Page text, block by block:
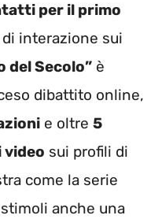
per il primo
interazione sui
del Secolo” è
dibattito online,
e oltre 5
video sui profili di
come la serie
anche una